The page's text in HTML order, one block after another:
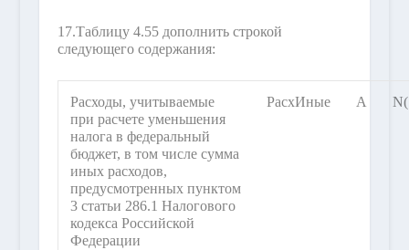
17.Таблицу 4.55 дополнить строкой
следующего содержания:
Расходы, учитываемые
при расчете уменьшения
налога в федеральный
бюджет, в том числе сумма
иных расходов,
предусмотренных пунктом
3 статьи 286.1 Налогового
кодекса Российской
Федерации
РасхИные А